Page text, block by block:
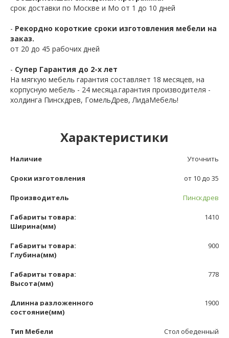
срок доставки по Москве и Мо от 1 до 10 дней
- Рекордно короткие сроки изготовления мебели на
заказ.
от 20 до 45 рабочих дней
- Супер Гарантия до 2-х лет
На мягкую мебель гарантия составляет 18 месяцев, на
корпусную мебель - 24 месяца.гарантия производителя -
холдинга Пинскдрев, ГомельДрев, ЛидаМебель!
Характеристики
Наличие Уточнить
Сроки изготовления от 10 до 35
Производитель Пинскдрев
Габариты товара:
Ширина(мм)
1410
Габариты товара:
Глубина(мм)
900
Габариты товара:
Высота(мм)
778
Длинна разложенного
состояние(мм)
1900
Тип Мебели Стол обеденный